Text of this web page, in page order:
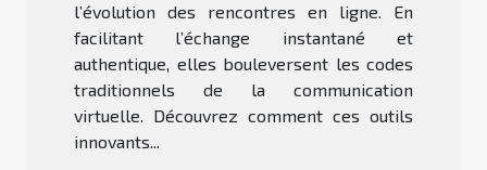
l’évolution des rencontres en ligne. En
facilitant l’échange instantané et
authentique, elles bouleversent les codes
traditionnels de la communication
virtuelle. Découvrez comment ces outils
innovants...